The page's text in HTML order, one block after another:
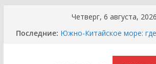
содержимому
Четверг, 6 августа, 2026
Последние: Южно-Китайское море:
Сырная Лихорадка: Как